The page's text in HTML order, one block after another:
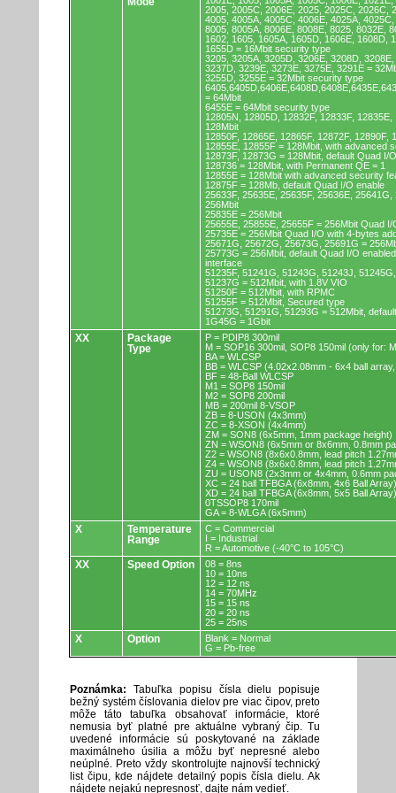
2005, 2005C, 2006E, 2025, 2025C, 2026C,
4005, 4005A, 4005C, 4006E, 4025A,
8005, 8005A, 8006E, 8008E, 8025, 8032E,
1602, 1605, 1605A, 1605D, 1606E, 1608D,
1655D = 16Mbit security type
3205, 3205A, 3205D, 3206E, 3208D,
3237D, 3239E, 3273E, 3275E, 3291E =
3255D, 3255E = 32Mbit security type
= 64Mbit
6455E = 64Mbit security type
12805N, 12805D, 12832F, 12833F,
128Mbit
12850F, 12865E, 12865F, 12872F, 12890F,
12855E, 12855F = 128Mbit, with advanced
12873F, 12873G = 128Mbit, default Quad I/
128736 = 128Mbit, with Permanent QE = 1
12855E = 128Mbit with advanced security
12875F = 128Mb, default Quad I/O enable
25633F, 25635E, 25635F, 25636E,
256Mbit
25835E = 256Mbit
25655E, 25855E, 25655F = 256Mbit Quad
25735E = 256Mbit Quad I/O with 4-bytes
25671G, 25672G, 25673G, 25691G =
25773G = 256Mbit, default Quad I/O
interface
51235F, 51241G, 51243G, 51243J,
51237G = 512Mbit, with 1.8V VIO
51250F = 512Mbit, with RPMC
51255F = 512Mbit, Secured type
51273G, 51291G, 51293G = 512Mbit,
1G45G = 1Gbit
XX
Package
Type
P = PDIP8 300mil
M = SOP16 300mil, SOP8 150mil (only for:
BA = WLCSP
BB = WLCSP (4.02x2.08mm - 6x4 ball
BF = 48-Ball WLCSP
M1 = SOP8 150mil
M2 = SOP8 200mil
MB = 200mil 8-VSOP
ZB = 8-USON (4x3mm)
ZC = 8-XSON (4x4mm)
ZM = SON8 (6x5mm, 1mm package height)
ZN = WSON8 (6x5mm or 8x6mm, 0.8mm
Z2 = WSON8 (8x6x0.8mm, lead pitch
Z4 = WSON8 (8x6x0.8mm, lead pitch
ZU = USON8 (2x3mm or 4x4mm, 0.6mm
XC = 24 ball TFBGA (6x8mm, 4x6 Ball Array)
XD = 24 ball TFBGA (6x8mm, 5x5 Ball Array)
0TSSOP8 170mil
GA = 8-WLGA (6x5mm)
X
Temperature
Range
C = Commercial
I = Industrial
R = Automotive (-40°C to 105°C)
XX Speed Option
08 = 8ns
10 = 10ns
12 = 12 ns
14 = 70MHz
15 = 15 ns
20 = 20 ns
25 = 25ns
X Option
Blank = Normal
G = Pb-free
Poznámka: Tabuľka popisu čísla dielu popisuje
bežný systém číslovania dielov pre viac čipov, preto
môže táto tabuľka obsahovať informácie, ktoré
nemusia byť platné pre aktuálne vybraný čip. Tu
uvedené informácie sú poskytované na základe
maximálneho úsilia a môžu byť nepresné alebo
neúplné. Preto vždy skontrolujte najnovší technický
list čipu, kde nájdete detailný popis čísla dielu. Ak
nájdete nejakú nepresnosť, dajte nám vedieť.